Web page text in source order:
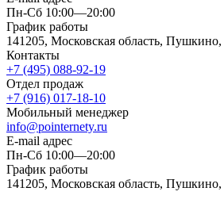
Пн-Сб 10:00—20:00
График работы
141205, Московская область,
Контакты
+7 (495) 088-92-19
Отдел продаж
+7 (916) 017-18-10
Мобильный менеджер
info@pointernety.ru
E-mail адрес
Пн-Сб 10:00—20:00
График работы
141205, Московская область,